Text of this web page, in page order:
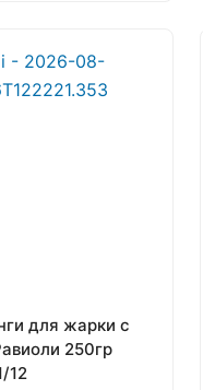
для жарки с
250гр
12